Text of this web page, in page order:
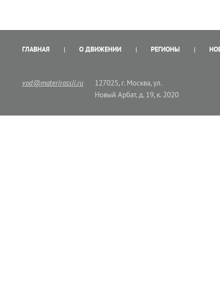
ГЛАВНАЯ О ДВИЖЕНИИ РЕГИОНЫ
vod@materirossii.ru
127025, г. Москва, ул.
Новый Арбат, д. 19, к. 2020